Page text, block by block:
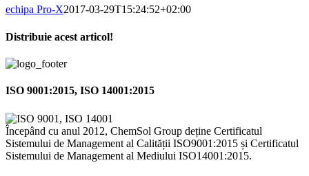
echipa Pro-X2017-03-29T15:24:52+02:00
Distribuie acest articol!
Facebook
X
Pinterest
Email
ISO 9001:2015, ISO 14001:2015
Începând cu anul 2012, ChemSol Group deține Certificatul
Sistemului de Management al Calității ISO9001:2015 și Certificatul
Sistemului de Management al Mediului ISO14001:2015.